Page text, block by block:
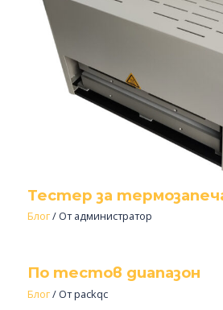
Тестер за
Блог/ Отадминистратор
По тестов диапазон
Блог/ Отpackqc